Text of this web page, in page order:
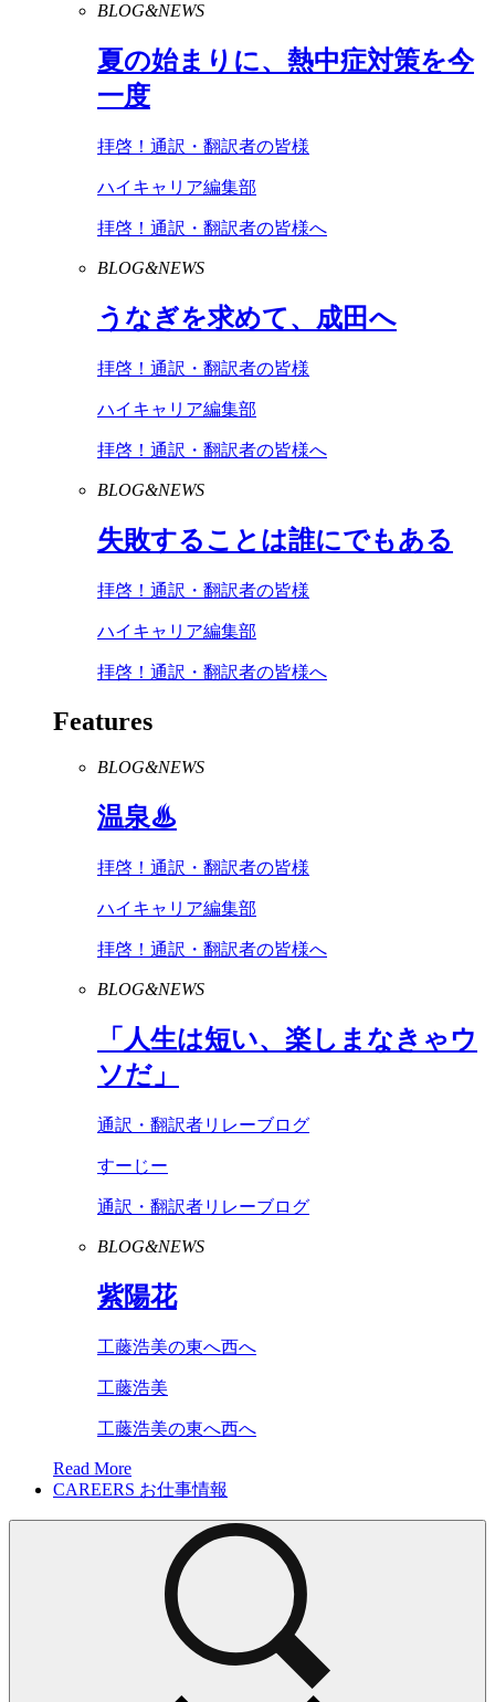
BLOG&NEWS
夏の始まりに、熱中症対策を今
一度
拝啓！通訳・翻訳者の皆様
ハイキャリア編集部
拝啓！通訳・翻訳者の皆様へ
BLOG&NEWS
うなぎを求めて、成田へ
拝啓！通訳・翻訳者の皆様
ハイキャリア編集部
拝啓！通訳・翻訳者の皆様へ
BLOG&NEWS
失敗することは誰にでもある
拝啓！通訳・翻訳者の皆様
ハイキャリア編集部
拝啓！通訳・翻訳者の皆様へ
Features
BLOG&NEWS
温泉♨
拝啓！通訳・翻訳者の皆様
ハイキャリア編集部
拝啓！通訳・翻訳者の皆様へ
BLOG&NEWS
「人生は短い、楽しまなきゃウ
ソだ」
通訳・翻訳者リレーブログ
すーじー
通訳・翻訳者リレーブログ
BLOG&NEWS
紫陽花
工藤浩美の東へ西へ
工藤浩美
工藤浩美の東へ西へ
Read More
CAREERS お仕事情報